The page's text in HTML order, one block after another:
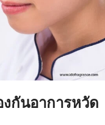
กันอาการหวัด